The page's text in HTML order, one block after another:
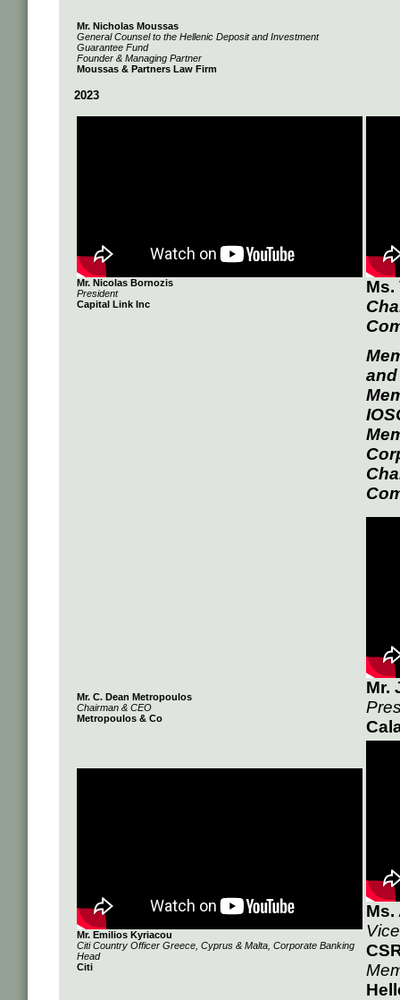
Mr. Nicholas Moussas
General Counsel to the Hellenic Deposit and Investment
Guarantee Fund
Founder & Managing Partner
Moussas & Partners Law Firm
2023
Mr. Nicolas Bornozis
President
Capital Link Inc
Ms.
and
Mr. C. Dean Metropoulos
Chairman & CEO
Metropoulos & Co
Mr.
Mr. Emilios Kyriacou
Citi Country Officer Greece, Cyprus & Malta, Corporate Banking
Head
Citi
Ms.